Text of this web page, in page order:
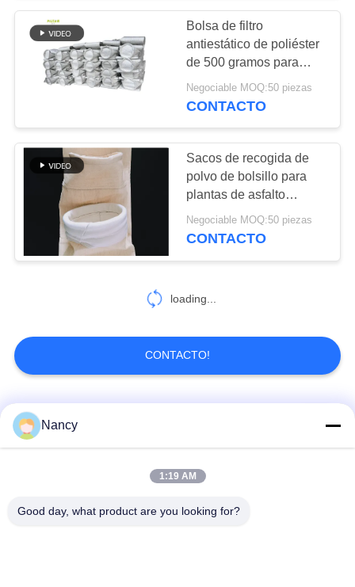
Bolsa de filtro
antiestático de poliéster
de 500 gramos para
recolector de polvo de la
industria de la madera
Negociable MOQ:50 piezas
CONTACTO
Sacos de recogida de
polvo de bolsillo para
plantas de asfalto
Nomex
Negociable MOQ:50 piezas
CONTACTO
loading...
CONTACTO!
Categorías Populares
Bolsa de filtro de
Nancy
1:19 AM
Good day, what product are you looking for?